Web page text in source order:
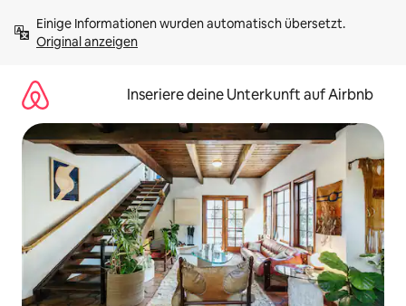
Inhalten
springenOriginal anzeigen
Inseriere deine Unterkunft auf Airbnb